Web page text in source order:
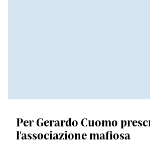
Per Gerardo Cuomo
l'associazione mafiosa